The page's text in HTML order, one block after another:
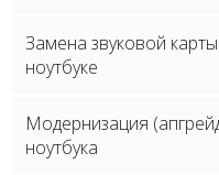
Замена звуковой
ноутбуке
Модернизация
ноутбука